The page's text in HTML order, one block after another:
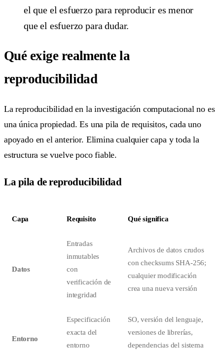
el que el esfuerzo para reproducir es menor
que el esfuerzo para dudar.
Qué exige realmente la
reproducibilidad
La reproducibilidad en la investigación computacional no es
una única propiedad. Es una pila de requisitos, cada uno
apoyado en el anterior. Elimina cualquier capa y toda la
estructura se vuelve poco fiable.
La pila de reproducibilidad
Capa Requisito Qué significa
Datos
Entradas
inmutables
con
verificación de
integridad
Archivos de datos crudos
con checksums SHA-256;
cualquier modificación
crea una nueva versión
Entorno
Especificación
exacta del
entorno
SO, versión del lenguaje,
versiones de librerías,
dependencias del sistema